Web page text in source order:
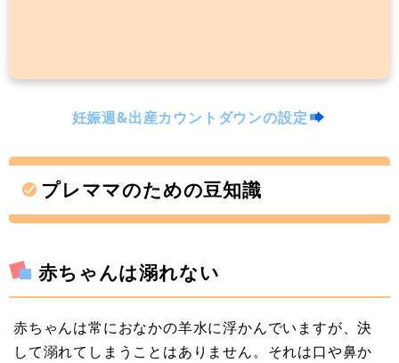
妊娠週&出産カウントダウンの設定
プレママのための豆知識
赤ちゃんは溺れない
赤ちゃんは常におなかの羊水に浮かんでいますが、決
して溺れてしまうことはありません。それは口や鼻か